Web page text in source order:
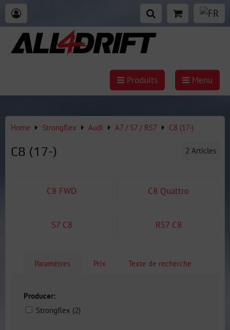
Produits Menu
Home Strongflex Audi A7 / S7 / RS7 C8 (17-)
C8 (17-) 2 Articles
C8 FWD C8 Quattro
S7 C8 RS7 C8
Paramètres Prix Texte de recherche
Producer:
Strongflex (2)